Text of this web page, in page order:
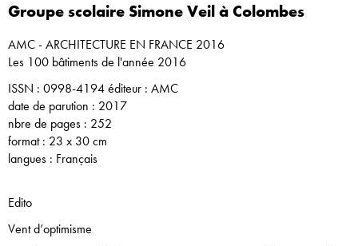
Groupe scolaire Simone Veil à Colombes
AMC - ARCHITECTURE EN FRANCE 2016
Les 100 bâtiments de l'année 2016
ISSN : 0998-4194 éditeur : AMC
date de parution : 2017
nbre de pages : 252
format : 23 x 30 cm
langues : Français
Edito
Vent d’optimisme